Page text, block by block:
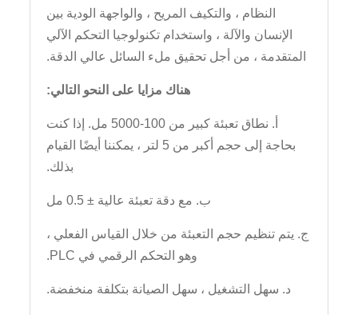
النظام ، والتكيف المريح ، والواجهة الودية بين
الإنسان والآلة ، واستخدام تكنولوجيا التحكم الآلي
المتقدمة ، من أجل تحقيق ملء السائل عالي الدقة.
هناك مزايا على النحو التالي:
أ. نطاق تعبئة كبير من 100-5000 مل. إذا كنت
بحاجة إلى حجم أكبر من 5 لتر ، يمكننا أيضًا القيام
بذلك.
ب. مع دقة تعبئة عالية ± 0.5 مل
ج. يتم تنظيم حجم التعبئة من خلال القياس الفعلي ،
وهو التحكم الرقمي في PLC.
د. سهل التشغيل ، سهل الصيانة بتكلفة منخفضة.